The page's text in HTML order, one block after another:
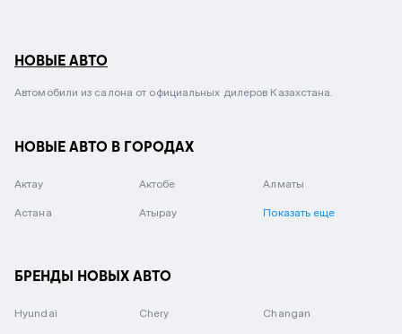
НОВЫЕ АВТО
Автомобили из салона от официальных дилеров Казахстана.
НОВЫЕ АВТО В ГОРОДАХ
Актау Актобе Алматы
Астана Атырау Показать еще
БРЕНДЫ НОВЫХ АВТО
Hyundai Chery Changan